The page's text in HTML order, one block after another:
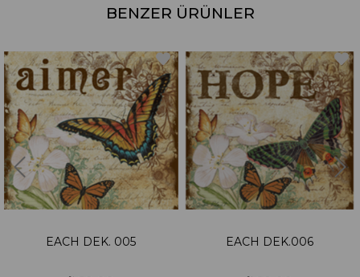
BENZER ÜRÜNLER
EACH DEK.006 EACH